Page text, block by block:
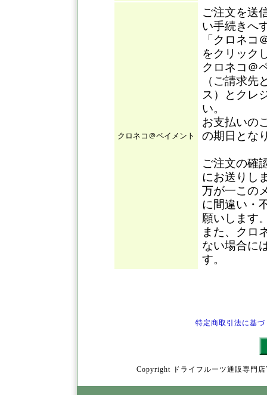
クロネコ＠ペイメント
ご注文を送
い手続きへ
「クロネコ
をクリック
クロネコ＠
（ご請求先
ス）とクレ
い。
お支払いの
の期日とな
ご注文の確
にお送りし
万が一この
に間違い・
願いします
また、クロ
ない場合に
す。
特定商取引法に基づ
Copyright ドライフルーツ通販専門